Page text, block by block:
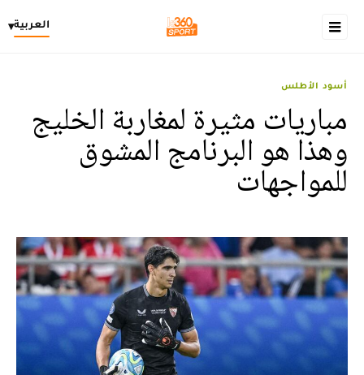
العربية▾
أسود الأطلس
مباريات مثيرة لمغاربة الخليج
وهذا هو البرنامج المشوق
للمواجهات